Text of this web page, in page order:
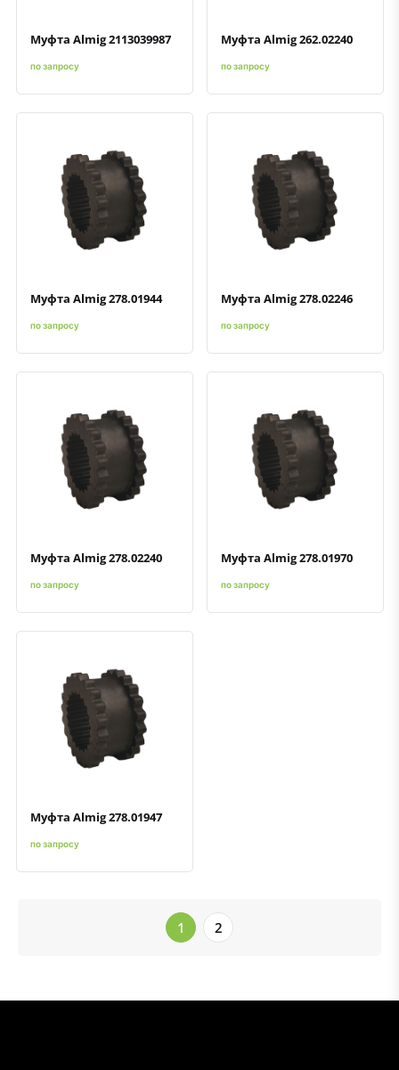
Муфта Almig 2113039987
по запросу
Муфта Almig 262.02240
по запросу
Быстрый просмотрДобавить к сравнению
Добавить в избранное
Муфта Almig 278.01944
по запросу
Быстрый просмотрДобавить к сравнению
Добавить в избранное
Муфта Almig 278.02246
по запросу
Быстрый просмотрДобавить к сравнению
Добавить в избранное
Муфта Almig 278.02240
по запросу
Быстрый просмотрДобавить к сравнению
Добавить в избранное
Муфта Almig 278.01970
по запросу
Быстрый просмотрДобавить к сравнению
Добавить в избранное
Муфта Almig 278.01947
по запросу
1 2